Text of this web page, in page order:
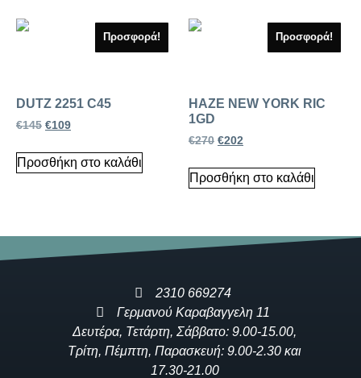
Προσφορά!
DUTZ 2251 C45
€145 €109
Προσθήκη στο καλάθι
Προσφορά!
HAZE NEW YORK RIC
1GD
€270 €202
Προσθήκη στο καλάθι
2310 669274
Γερμανού Καραβαγγελη 11
Δευτέρα, Τετάρτη, Σάββατο: 9.00-15.00,
Τρίτη, Πέμπτη, Παρασκευή: 9.00-2.30 και
17.30-21.00